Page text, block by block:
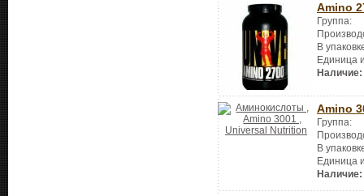
Amino
Группа:
В
Единица
Наличие:
Amino
Группа:
В
Единица
Наличие: